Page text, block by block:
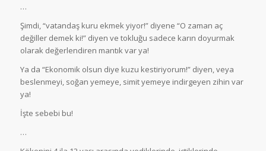
…
Şimdi, “vatandaş kuru ekmek yiyor!” diyene “O zaman aç
değiller demek ki!” diyen ve tokluğu sadece karın doyurmak
olarak değerlendiren mantık var ya!
Ya da “Ekonomik olsun diye kuzu kestiriyorum!” diyen, veya
beslenmeyi, soğan yemeye, simit yemeye indirgeyen zihin var
ya!
İşte sebebi bu!
…